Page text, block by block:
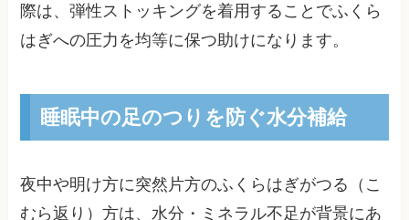
際は、弾性ストッキングを着用することでふくら
はぎへの圧力を均等に保つ助けになります。
睡眠中の足のつりを防ぐ水分補給
夜中や明け方に突然片方のふくらはぎがつる（こ
むら返り）方は、水分・ミネラル不足が背景にあ